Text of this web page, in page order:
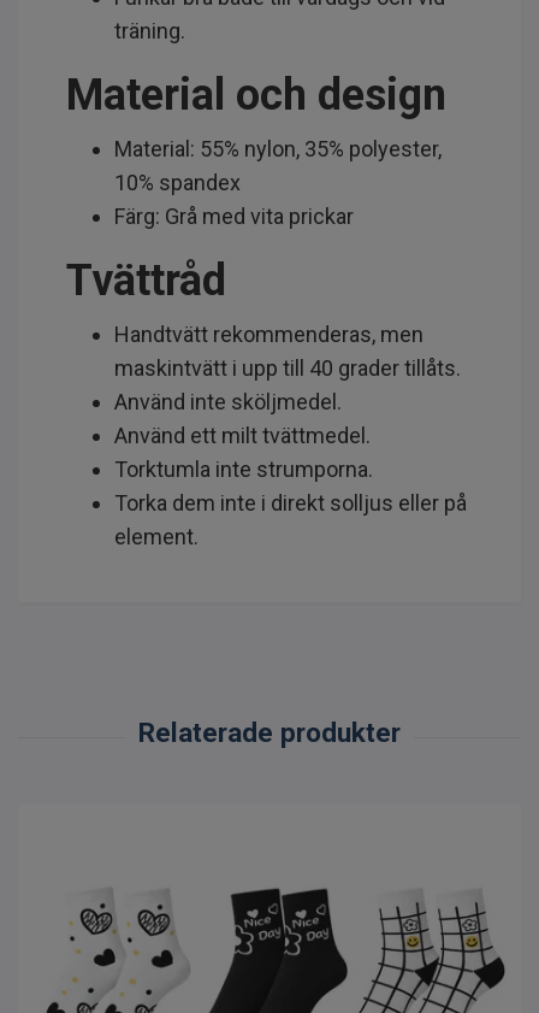
träning.
Material och design
Material: 55% nylon, 35% polyester,
10% spandex
Färg: Grå med vita prickar
Tvättråd
Handtvätt rekommenderas, men
maskintvätt i upp till 40 grader tillåts.
Använd inte sköljmedel.
Använd ett milt tvättmedel.
Torktumla inte strumporna.
Torka dem inte i direkt solljus eller på
element.